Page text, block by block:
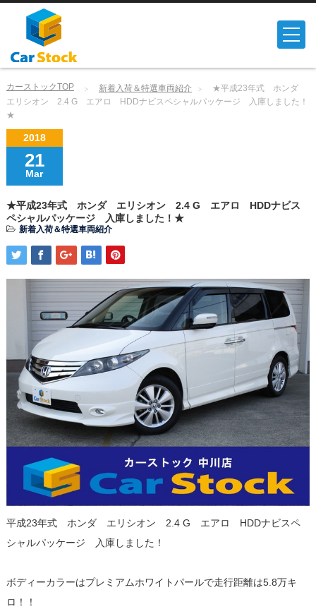
カーストックTOP 新着入荷＆特選車両紹介
★平成23年式 ホンダ
エリシオン 2.4 G エアロ HDDナビスペシャルパッケージ 入庫しました！
★
2018
21
Mar
★平成23年式 ホンダ エリシオン 2.4 G エアロ HDDナビス
ペシャルパッケージ 入庫しました！★
新着入荷＆特選車両紹介
平成23年式 ホンダ エリシオン 2.4 G エアロ HDDナビスペ
シャルパッケージ 入庫しました！
ボディーカラーはプレミアムホワイトパールで走行距離は5.8万キ
ロ！！